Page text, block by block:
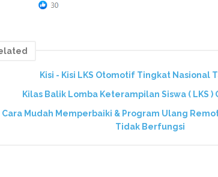
Kisi - Kisi LKS Otomotif Tingkat Nasional
Kilas Balik Lomba Keterampilan Siswa ( LKS
Cara Mudah Memperbaiki & Program Ulang
Tidak Berfungsi